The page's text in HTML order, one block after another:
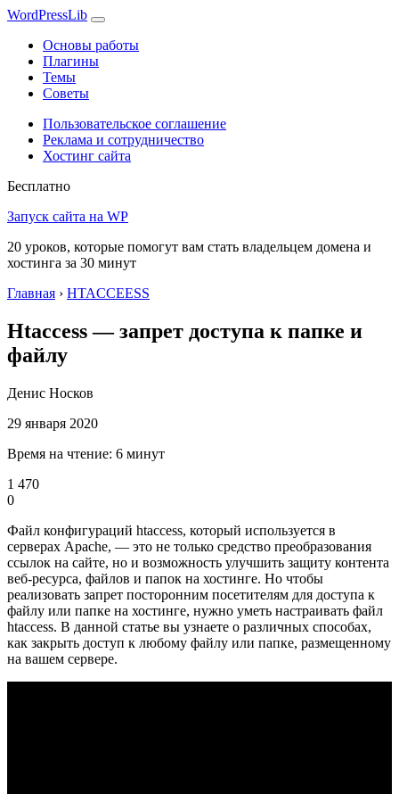
WordPressLib
Основы работы
Плагины
Темы
Советы
Пользовательское соглашение
Реклама и сотрудничество
Хостинг сайта
Бесплатно
Запуск сайта на WP
20 уроков, которые помогут вам стать владельцем домена и
хостинга за 30 минут
Главная › HTACCEESS
Htaccess — запрет доступа к папке и
файлу
Денис Носков
29 января 2020
Время на чтение: 6 минут
1 470
0
Файл конфигураций htaccess, который используется в
серверах Apache, — это не только средство преобразования
ссылок на сайте, но и возможность улучшить защиту контента
веб-ресурса, файлов и папок на хостинге. Но чтобы
реализовать запрет посторонним посетителям для доступа к
файлу или папке на хостинге, нужно уметь настраивать файл
htaccess. В данной статье вы узнаете о различных способах,
как закрыть доступ к любому файлу или папке, размещенному
на вашем сервере.